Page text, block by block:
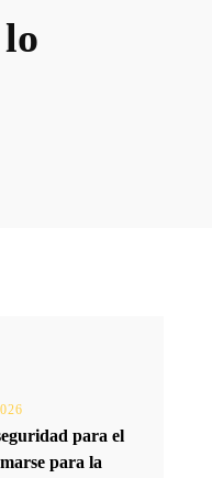
para el
para la